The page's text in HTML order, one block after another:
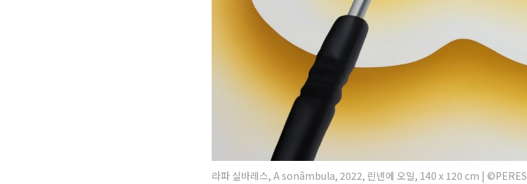
라파 실바레스, A sonâmbula, 2022, 린넨에 오일, 140 x 120 cm |